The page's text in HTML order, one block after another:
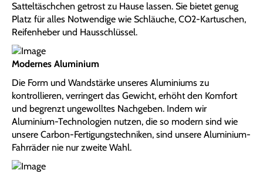
Satteltäschchen getrost zu Hause lassen. Sie bietet genug
Platz für alles Notwendige wie Schläuche, CO2-Kartuschen,
Reifenheber und Hausschlüssel.
Modernes Aluminium
Die Form und Wandstärke unseres Aluminiums zu
kontrollieren, verringert das Gewicht, erhöht den Komfort
und begrenzt ungewolltes Nachgeben. Indem wir
Aluminium-Technologien nutzen, die so modern sind wie
unsere Carbon-Fertigungstechniken, sind unsere Aluminium-
Fahrräder nie nur zweite Wahl.